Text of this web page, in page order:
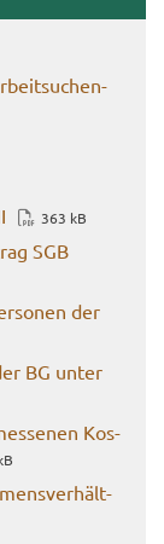
363 kB
SGB
der
BG unter
Kos­